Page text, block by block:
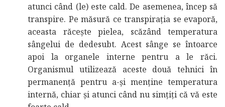
atunci când (le) este cald. De asemenea, încep să
transpire. Pe măsură ce transpirația se evaporă,
aceasta răcește pielea, scăzând temperatura
sângelui de dedesubt. Acest sânge se întoarce
apoi la organele interne pentru a le răci.
Organismul utilizează aceste două tehnici în
permanență pentru a-și menține temperatura
internă, chiar și atunci când nu simțiți că vă este